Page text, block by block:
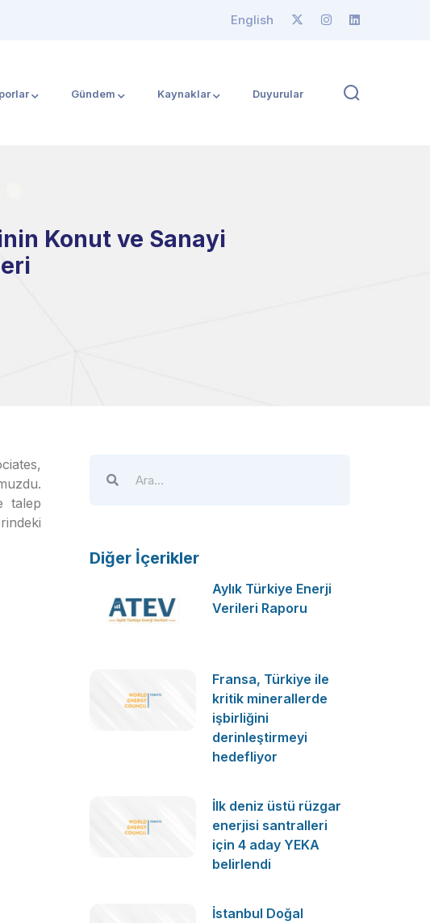
English
Gündem Kaynaklar Duyurular
Konut ve Sanayi
talep
Diğer İçerikler
Aylık Türkiye Enerji
Verileri Raporu
Fransa, Türkiye ile
kritik minerallerde
işbirliğini
derinleştirmeyi
hedefliyor
İlk deniz üstü rüzgar
enerjisi santralleri
için 4 aday YEKA
belirlendi
İstanbul Doğal